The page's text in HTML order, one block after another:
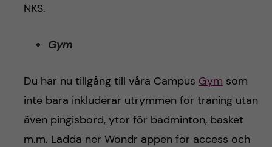
NKS.
Gym
Du har nu tillgång till våra Campus Gym som
inte bara inkluderar utrymmen för träning utan
även pingisbord, ytor för badminton, basket
m.m. Ladda ner Wondr appen för access och